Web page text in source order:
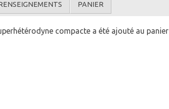
PANIER
compacte a été ajouté au panier